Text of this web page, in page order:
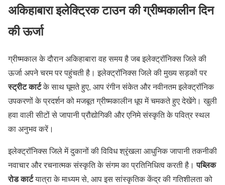
अकिहाबारा इलेक्ट्रिक टाउन की ग्रीष्मकालीन दिन
की ऊर्जा
ग्रीष्मकाल के दौरान अकिहाबारा वह समय है जब इलेक्ट्रॉनिक्स जिले की
ऊर्जा अपने चरम पर पहुंचती है। इलेक्ट्रॉनिक्स जिले की मुख्य सड़कों पर
स्ट्रीट कार्टके साथ घूमते हुए, आप रंगीन संकेत और नवीनतम इलेक्ट्रॉनिक
उपकरणों के प्रदर्शन को मजबूत ग्रीष्मकालीन धूप में चमकते हुए देखेंगे। खुली
हवा वाली सीटों से जापानी प्रौद्योगिकी और एनिमे संस्कृति के पवित्र स्थल
का अनुभव करें।
इलेक्ट्रॉनिक्स जिले में दुकानों की विविध श्रृंखला आधुनिक जापानी तकनीकी
नवाचार और रचनात्मक संस्कृति के संगम का प्रतिनिधित्व करती है।पब्लिक
रोड कार्टयात्रा के माध्यम से, आप इस सांस्कृतिक केंद्र की गतिशीलता को